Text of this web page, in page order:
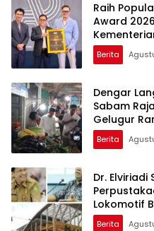
Raih
Award
Berita
Dengar
Sabam
Gelugur
Berita
Dr.
Lokomotif
Berita